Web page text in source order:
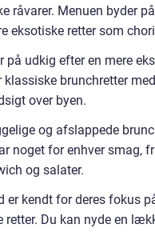
råvarer. Menuen byder
eksotiske retter som
på udkig efter en mere
brunchretter
over byen.
og afslappede
noget for enhver smag,
og salater.
er kendt for deres fokus
Du kan nyde en